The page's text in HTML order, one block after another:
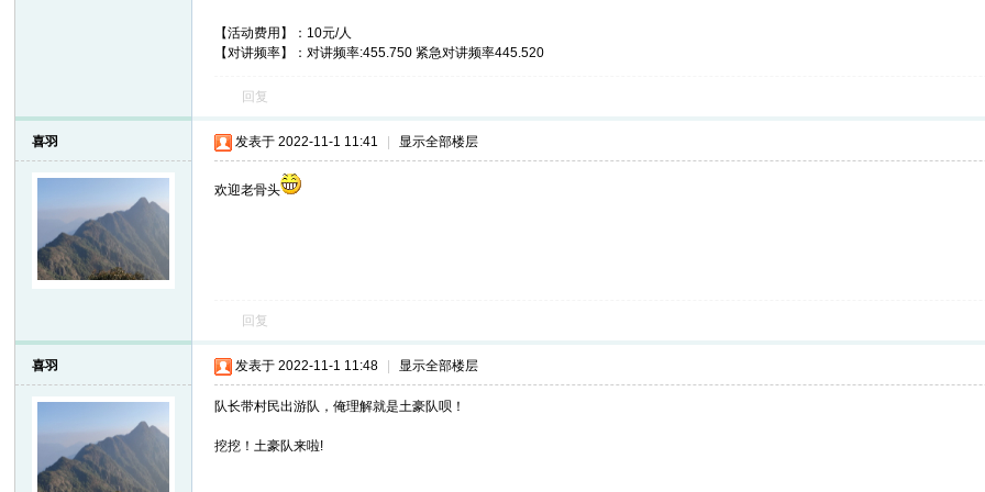
【活动费用】：10元/人
【对讲频率】：对讲频率:455.750 紧急对讲频率445.520
回复
喜羽 发表于 2022-11-1 11:41 显示全部楼层
欢迎老骨头
回复
喜羽 发表于 2022-11-1 11:48 显示全部楼层
队长带村民出游队，俺理解就是土豪队呗！
挖挖！土豪队来啦!